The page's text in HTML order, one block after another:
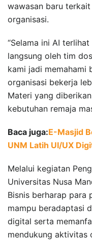
wawasan baru
organisasi.
“Selama ini AI
langsung oleh tim
kami jadi memahami
organisasi bekerja
Materi yang
kebutuhan remaja
Baca juga:E-Masjid
UNM Latih UI/UX
Melalui kegiatan
Universitas Nusa
Bisnis berharap para
mampu beradaptasi
digital serta
mendukung aktivitas